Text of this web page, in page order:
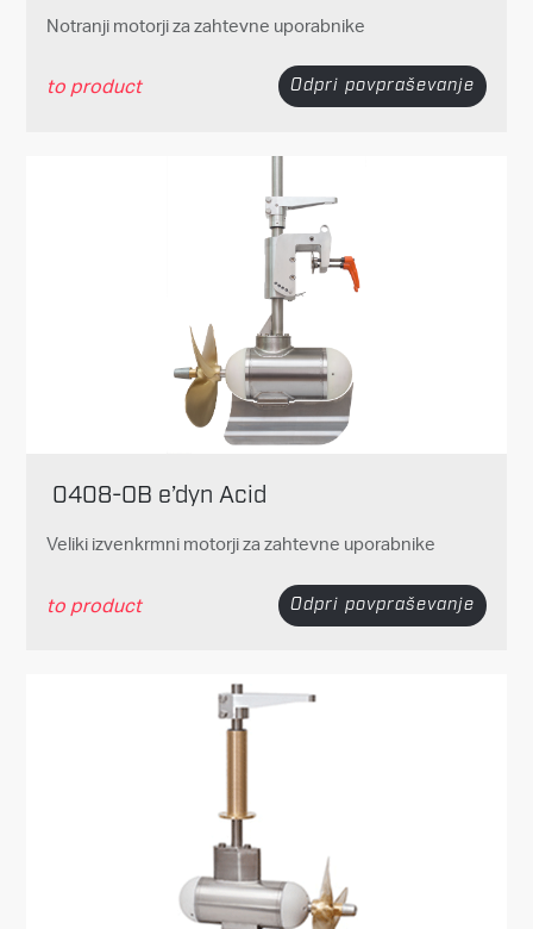
Notranji motorji za zahtevne uporabnike
to product Odpri povpraševanje
0408-OB e’dyn Acid
Veliki izvenkrmni motorji za zahtevne uporabnike
to product Odpri povpraševanje